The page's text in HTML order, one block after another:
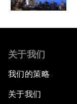
关于我们
我们的策略
关于我们